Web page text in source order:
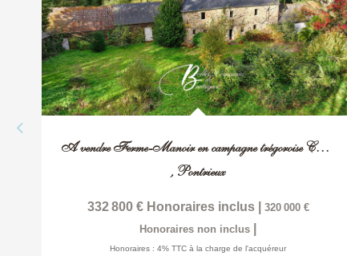
A vendre Ferme-Manoir en campagne trégoroise Côtes d'Armor
, Pontrieux
332 800 € Honoraires inclus
320 000 €
Honoraires non inclus
Honoraires : 4% TTC à la charge de l'acquéreur